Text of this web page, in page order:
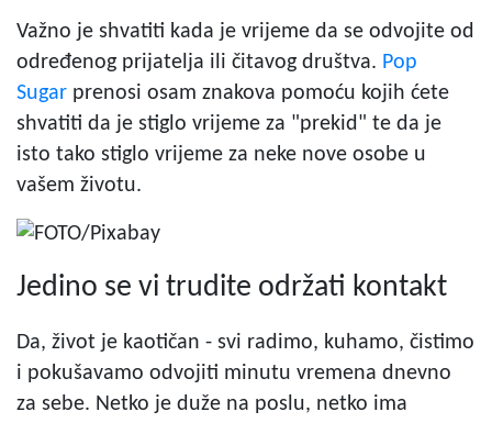
Važno je shvatiti kada je vrijeme da se odvojite od
određenog prijatelja ili čitavog društva. Pop
Sugar prenosi osam znakova pomoću kojih ćete
shvatiti da je stiglo vrijeme za "prekid" te da je
isto tako stiglo vrijeme za neke nove osobe u
vašem životu.
Jedino se vi trudite održati kontakt
Da, život je kaotičan - svi radimo, kuhamo, čistimo
i pokušavamo odvojiti minutu vremena dnevno
za sebe. Netko je duže na poslu, netko ima